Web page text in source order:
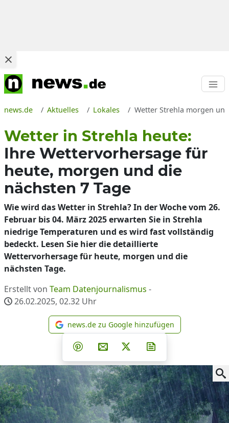
news.de Aktuelles Lokales Wetter Strehla morgen
Wetter in Strehla heute:
Ihre Wettervorhersage für
heute, morgen und die
nächsten 7 Tage
Wie wird das Wetter in Strehla? In der Woche vom 26.
Februar bis 04. März 2025 erwarten Sie in Strehla
niedrige Temperaturen und es wird fast vollständig
bedeckt. Lesen Sie hier die detaillierte
Wettervorhersage für heute, morgen und die
nächsten Tage.
Erstellt von Team Datenjournalismus -
26.02.2025, 02.32 Uhr
news.de zu Google
news.de zu Google hinzufügen
Teilen auf Facebook
Teilen auf Whatsapp
Teilen auf Telegram
Teilen auf Pinterest
Per E-Mail teilen
Post auf X